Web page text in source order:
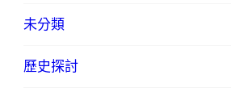
未分類
歷史探討